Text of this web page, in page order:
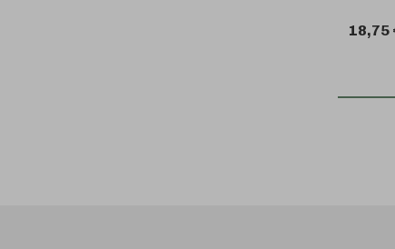
18,75